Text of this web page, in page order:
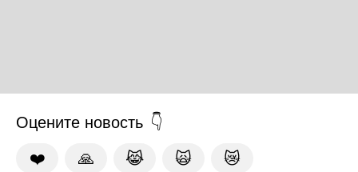
Оцените новость
❤️ 🙏 😹 🙀 😿